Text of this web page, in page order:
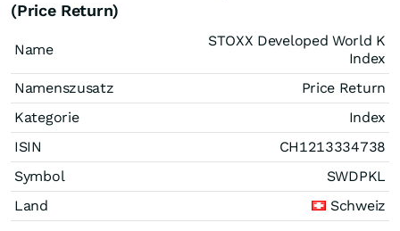
(Price Return)
Name
STOXX Developed World K
Index
Namenszusatz
Price Return
Kategorie
Index
ISIN
CH1213334738
Symbol
SWDPKL
Land
Schweiz